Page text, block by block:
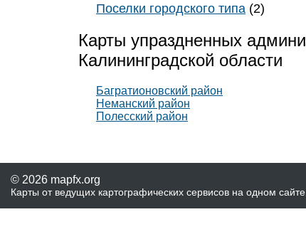
Поселки городского типа (2)
Карты упраздненных
Калининградской области
Багратионовский район
Неманский район
Полесский район
© 2026 mapfx.org
Карты от ведущих картографических сервисов на одном сайте.